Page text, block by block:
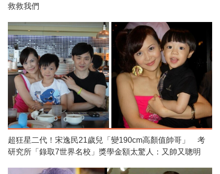
救救我們
超狂星二代！宋逸民21歲兒「變190cm高顏值帥哥」 考
研究所「錄取7世界名校」獎學金額太驚人：又帥又聰明